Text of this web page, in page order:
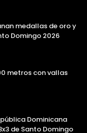
medallas de oro y
Domingo 2026
metros con vallas
Dominicana
de Santo Domingo